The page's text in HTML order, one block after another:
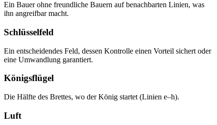
Ein Bauer ohne freundliche Bauern auf benachbarten Linien, was
ihn angreifbar macht.
Schlüsselfeld
Ein entscheidendes Feld, dessen Kontrolle einen Vorteil sichert oder
eine Umwandlung garantiert.
Königsflügel
Die Hälfte des Brettes, wo der König startet (Linien e–h).
Luft